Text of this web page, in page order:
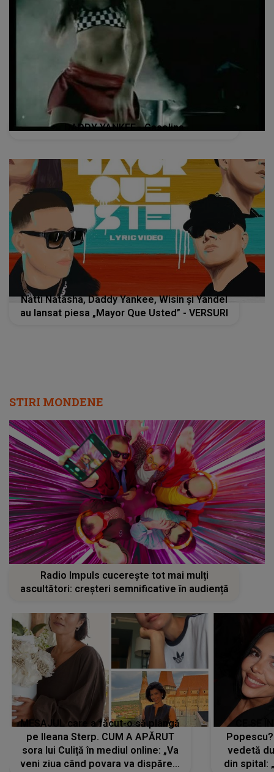
DADDY YANKEE - Gasolina
Natti Natasha, Daddy Yankee, Wisin și Yandel
au lansat piesa „Mayor Que Usted” - VERSURI
STIRI MONDENE
Radio Impuls cucerește tot mai mulți
ascultători: creșteri semnificative în audiență
MESAJUL care a făcut-o să plângă
pe Ileana Sterp. CUM A APĂRUT
sora lui Culiță în mediul online: „Va
veni ziua când povara va dispărea,
vedetă
din spital: